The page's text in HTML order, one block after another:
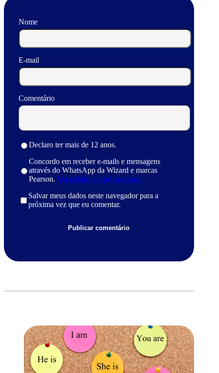
Nome
E-mail
Comentário
Declaro ter mais de 12 anos.
Concordo em receber e-mails e mensagens
através do WhatsApp da Wizard e marcas
Pearson. Ver política de privacidade.
Salvar meus dados neste navegador para a
próxima vez que eu comentar.